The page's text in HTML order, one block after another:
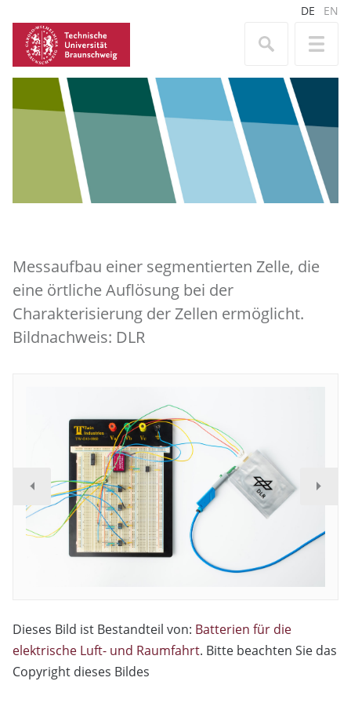
DE EN
Messaufbau einer segmentierten Zelle, die
eine örtliche Auflösung bei der
Charakterisierung der Zellen ermöglicht.
Bildnachweis: DLR
Dieses Bild ist Bestandteil von: Batterien für die
elektrische Luft- und Raumfahrt. Bitte beachten Sie das
Copyright dieses Bildes